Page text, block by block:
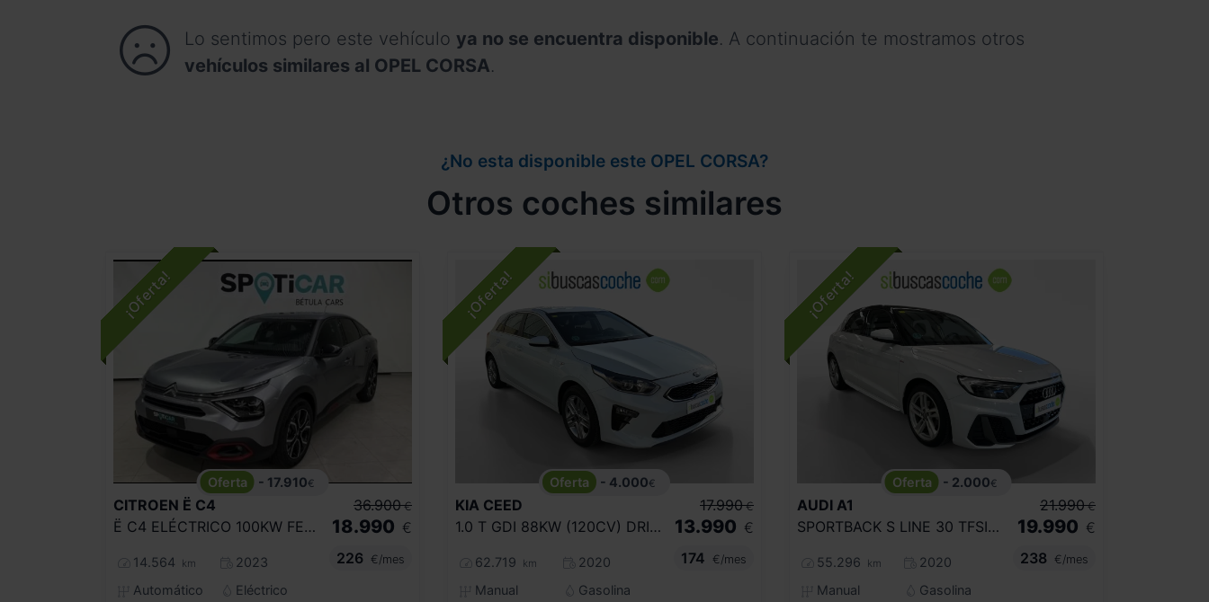
Lo sentimos pero este vehículo ya no se encuentra disponible. A continuación te mostramos otros
vehículos similares al OPEL CORSA.
¿No esta disponible este OPEL CORSA?
Otros coches similares
- 17.910€
CITROEN Ë C4
Ë C4 ELÉCTRICO 100KW FEEL PACK
14.564 km
2023
Automático
Eléctrico
36.900 €
18.990 €
226
€/mes
- 4.000€
KIA CEED
1.0 T GDI 88KW (120CV) DRIVE
62.719 km
2020
Manual
Gasolina
17.990 €
13.990 €
174
€/mes
- 2.000€
AUDI A1
SPORTBACK S LINE 30 TFSI 85KW (116CV)
55.296 km
2020
Manual
Gasolina
21.990 €
19.990 €
238
€/mes